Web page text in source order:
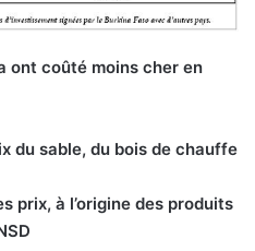
ont coûté moins cher en
du sable, du bois de chauffe
prix, à l’origine des produits